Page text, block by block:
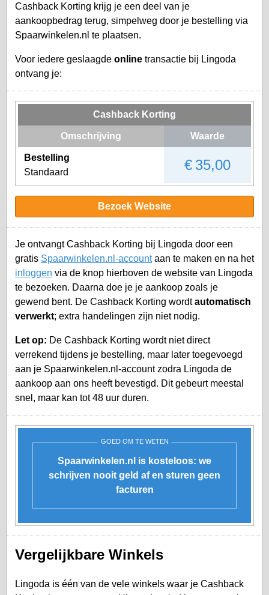
Cashback Korting krijg je een deel van je
aankoopbedrag terug, simpelweg door je bestelling via
Spaarwinkelen.nl te plaatsen.
Voor iedere geslaagde online transactie bij Lingoda
ontvang je:
Cashback Korting
Omschrijving Waarde
Bestelling
Standaard
€ 35,00
Bezoek Website
Je ontvangt Cashback Korting bij Lingoda door een
gratis Spaarwinkelen.nl-accountaan te maken en na het
inloggen via de knop hierboven de website van Lingoda
te bezoeken. Daarna doe je je aankoop zoals je
gewend bent. De Cashback Korting wordtautomatisch
verwerkt; extra handelingen zijn niet nodig.
Let op: De Cashback Korting wordt niet direct
verrekend tijdens je bestelling, maar later toegevoegd
aan je Spaarwinkelen.nl-accountzodra Lingoda de
aankoop aan ons heeft bevestigd. Dit gebeurt meestal
snel, maar kan tot 48 uur duren.
GOED OM TE WETEN
Spaarwinkelen.nl is kosteloos: we
schrijven nooit geld af en sturen geen
facturen
Vergelijkbare Winkels
Lingoda is één van de vele winkels waar je Cashback